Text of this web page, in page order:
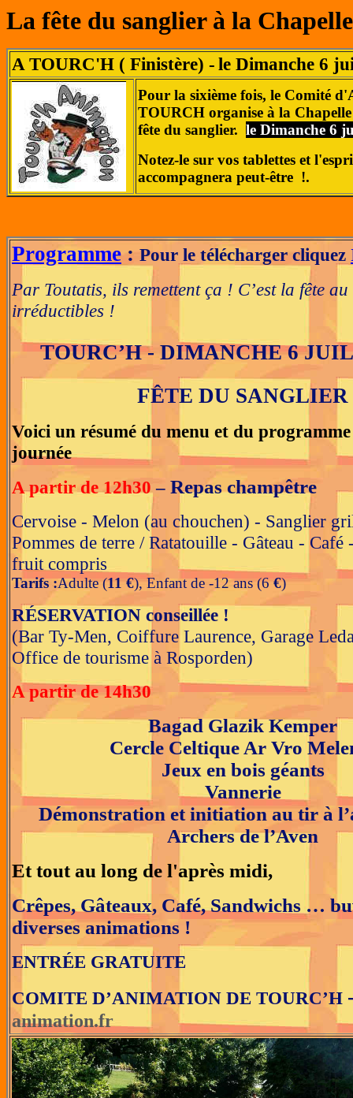
La fête du sanglier à la
A TOURC'H ( Finistère) -le Dimanche 6
Pour la sixième fois, le Comité
TOURCH organise à la
fête du sanglier. le Dimanche 6
Notez-le sur vos tablettes et
accompagnera peut-être !.
Programme: Pour le télécharger cliquez
Par Toutatis, ils remettent ça ! C’est la fête
irréductibles !
TOURC’H - DIMANCHE 6
FÊTE DU SANGLIER
Voici un résumé du menu et du
journée
A partir de 12h30 – Repas champêtre
Cervoise - Melon (au chouchen) - Sanglier
Pommes de terre / Ratatouille - Gâteau - Café
fruit compris
Tarifs :Adulte (11 €),Enfant de -12 ans (6€)
RÉSERVATION conseillée !
(Bar Ty-Men, Coiffure Laurence, Garage
Office de tourisme à Rosporden)
A partir de 14h30
Bagad Glazik Kemper
Cercle Celtique Ar Vro
Jeux en bois géants
Vannerie
Démonstration et initiation au tir à
Archers de l’Aven
Et tout au long de l'après midi,
Crêpes, Gâteaux, Café, Sandwichs …
diverses animations !
ENTRÉE GRATUITE
COMITE D’ANIMATION DE TOURC’H
animation.fr